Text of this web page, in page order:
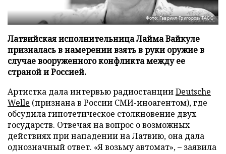
Фото: Гавриил Григоров/ТАСС
Латвийская исполнительница Лайма Вайкуле
призналась в намерении взять в руки оружие в
случае вооруженного конфликта между ее
страной и Россией.
Артистка дала интервью радиостанцииDeutsche
Welle (признана в России СМИ-иноагентом), где
обсудила гипотетическое столкновение двух
государств. Отвечая на вопрос о возможных
действиях при нападении на Латвию, она дала
однозначный ответ. «Я возьму автомат», – заявила